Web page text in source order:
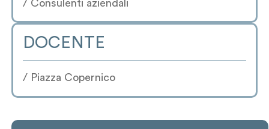
/ Consulenti aziendali
DOCENTE
/ Piazza Copernico